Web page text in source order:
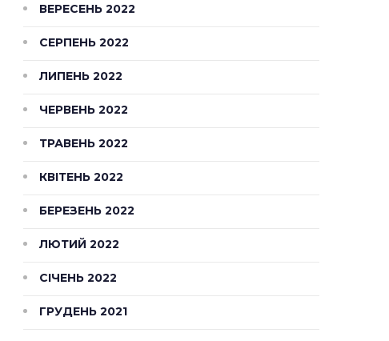
ВЕРЕСЕНЬ 2022
СЕРПЕНЬ 2022
ЛИПЕНЬ 2022
ЧЕРВЕНЬ 2022
ТРАВЕНЬ 2022
КВІТЕНЬ 2022
БЕРЕЗЕНЬ 2022
ЛЮТИЙ 2022
СІЧЕНЬ 2022
ГРУДЕНЬ 2021